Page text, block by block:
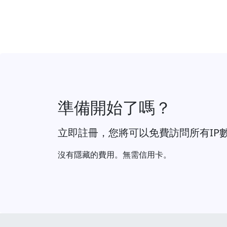
準備開始了嗎？
立即註冊，您將可以免費訪問所有IP
沒有隱藏的費用。無需信用卡。